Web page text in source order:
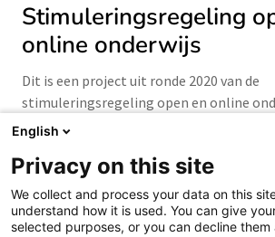
Stimuleringsregeling
online onderwijs
Dit is een project uit ronde 2020 van de
stimuleringsregeling open en online
Samen aanjagen van vernieuwing
English
Privacy on this site
We collect and process your data on this
understand how it is used. You can give
selected purposes, or you can decline them